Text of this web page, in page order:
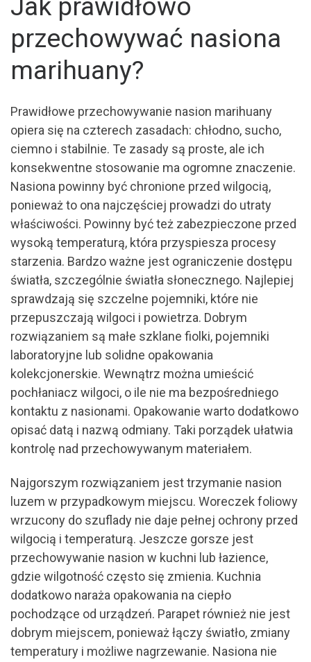
Jak prawidłowo
przechowywać nasiona
marihuany?
Prawidłowe przechowywanie nasion marihuany
opiera się na czterech zasadach: chłodno, sucho,
ciemno i stabilnie. Te zasady są proste, ale ich
konsekwentne stosowanie ma ogromne znaczenie.
Nasiona powinny być chronione przed wilgocią,
ponieważ to ona najczęściej prowadzi do utraty
właściwości. Powinny być też zabezpieczone przed
wysoką temperaturą, która przyspiesza procesy
starzenia. Bardzo ważne jest ograniczenie dostępu
światła, szczególnie światła słonecznego. Najlepiej
sprawdzają się szczelne pojemniki, które nie
przepuszczają wilgoci i powietrza. Dobrym
rozwiązaniem są małe szklane fiolki, pojemniki
laboratoryjne lub solidne opakowania
kolekcjonerskie. Wewnątrz można umieścić
pochłaniacz wilgoci, o ile nie ma bezpośredniego
kontaktu z nasionami. Opakowanie warto dodatkowo
opisać datą i nazwą odmiany. Taki porządek ułatwia
kontrolę nad przechowywanym materiałem.
Najgorszym rozwiązaniem jest trzymanie nasion
luzem w przypadkowym miejscu. Woreczek foliowy
wrzucony do szuflady nie daje pełnej ochrony przed
wilgocią i temperaturą. Jeszcze gorsze jest
przechowywanie nasion w kuchni lub łazience,
gdzie wilgotność często się zmienia. Kuchnia
dodatkowo naraża opakowania na ciepło
pochodzące od urządzeń. Parapet również nie jest
dobrym miejscem, ponieważ łączy światło, zmiany
temperatury i możliwe nagrzewanie. Nasiona nie